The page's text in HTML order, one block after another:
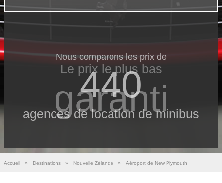
Nous comparons les prix de
440
agences de location de minibus
Le prix le​ plus bas
garanti
Accueil » Destinations » Nouvelle Zélande » Aéroport de New Plymouth